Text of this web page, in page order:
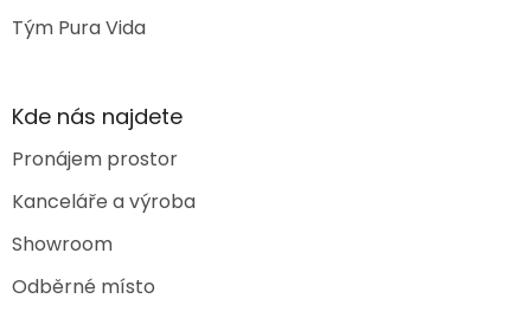
Tým Pura Vida
Kde nás najdete
Pronájem prostor
Kanceláře a výroba
Showroom
Odběrné místo